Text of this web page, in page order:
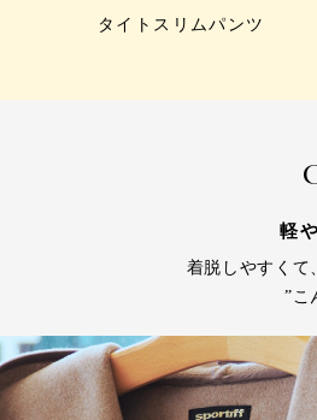
タイトスリムパンツ
軽
着脱しやすくて
”こ